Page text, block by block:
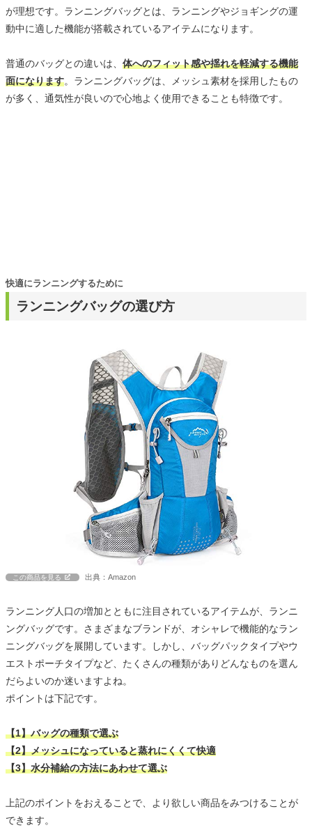
が理想です。ランニングバッグとは、ランニングやジョギングの運
動中に適した機能が搭載されているアイテムになります。
普通のバッグとの違いは、 体へのフィット感や揺れを軽減する機能
面になります。ランニングバッグは、メッシュ素材を採用したもの
が多く、通気性が良いので心地よく使用できることも特徴です。
ランニングバッグの選び方
快適にランニングするために
この商品を見る 出典：Amazon
ランニング人口の増加とともに注目されているアイテムが、ランニ
ングバッグです。さまざまなブランドが、オシャレで機能的なラン
ニングバッグを展開しています。しかし、バッグパックタイプやウ
エストポーチタイプなど、たくさんの種類がありどんなものを選ん
だらよいのか迷いますよね。
ポイントは下記です。
【1】バッグの種類で選ぶ
【2】メッシュになっていると蒸れにくくて快適
【3】水分補給の方法にあわせて選ぶ
上記のポイントをおえることで、より欲しい商品をみつけることが
できます。